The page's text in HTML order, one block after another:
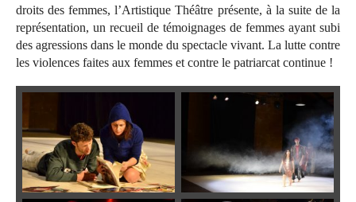
droits des femmes, l’Artistique Théâtre présente, à la suite de la
représentation, un recueil de témoignages de femmes ayant subi
des agressions dans le monde du spectacle vivant. La lutte contre
les violences faites aux femmes et contre le patriarcat continue !